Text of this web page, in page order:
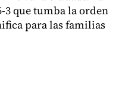
que tumba la orden
para las familias